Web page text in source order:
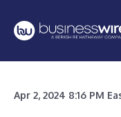
Apr 2, 2024 8:16 PM